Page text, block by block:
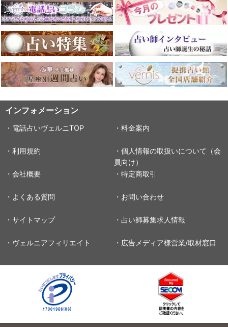
インフォメーション
・電話占いヴェルニTOP ・料金案内
・利用規約
・個人情報の取扱いについて（会
員向け）
・会社概要
・特定商取引
・よくある質問 ・お問い合わせ
・サイトマップ ・占い師募集求人情報
・ヴェルニアフィリエイト ・広告メディア様営業/取材窓口